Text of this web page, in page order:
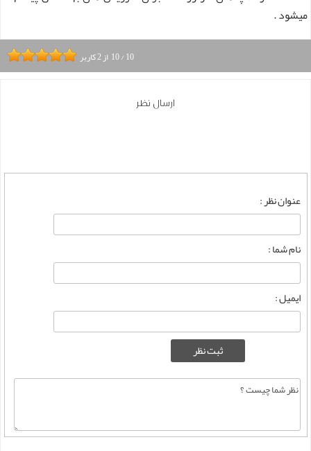
میشود .
10/10 از2کاربر
ارسال نظر
عنوان نظر :
نام شما :
ایمیل :